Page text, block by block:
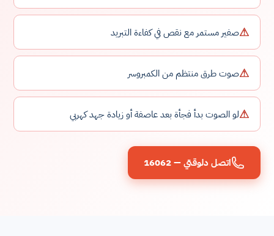
⚠صفير مستمر مع نقص في كفاءة التبريد
⚠صوت طرق منتظم من الكمبروسر
⚠لو الصوت بدأ فجأة بعد عاصفة أو زيادة جهد كهربي
اتصل دلوقتي — 16062